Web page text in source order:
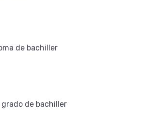
de bachiller
de bachiller